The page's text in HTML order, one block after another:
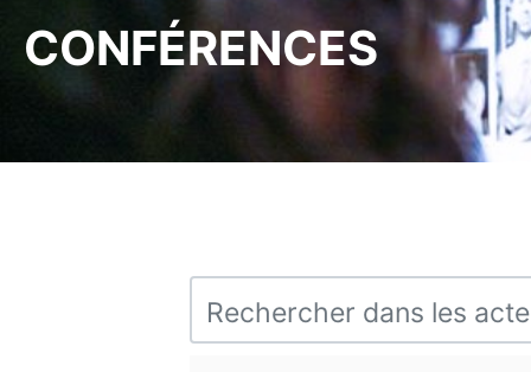
CONFÉRENCES